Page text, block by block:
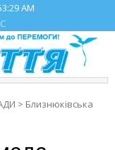
AM
> Близнюківська